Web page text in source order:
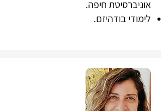
אוניברסיטת חיפה.
לימודי בודהיזם.